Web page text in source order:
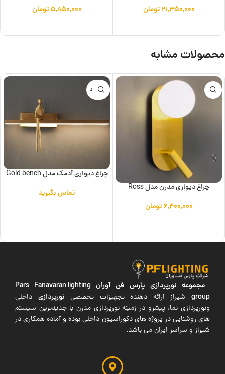
۲۱,۳۵۰,۰۰۰تومان ۵,۸۵۰,۰۰۰تومان
محصولات مشابه
چراغ دیواری مدرن مدل Ross
۶,۴۰۰,۰۰۰تومان
ناموجود
چراغ دیواری آدمک مدل Gold bench
تماس بگیرید
مجموعه نورپردازی پارس فن آوران Pars Fanavaran lighting
groupشیراز ارائه دهنده تجهیزات تخصصی نورپردازی داخلی
ونورپردازی نما، پیشرو در زمینه نورپردازی مدرن با جدیدترین سیستم
های روشنایی در پروژه های دکوراسیون داخلی بوده و آماده همکاری در
شیراز و سراسر ایران می باشد.